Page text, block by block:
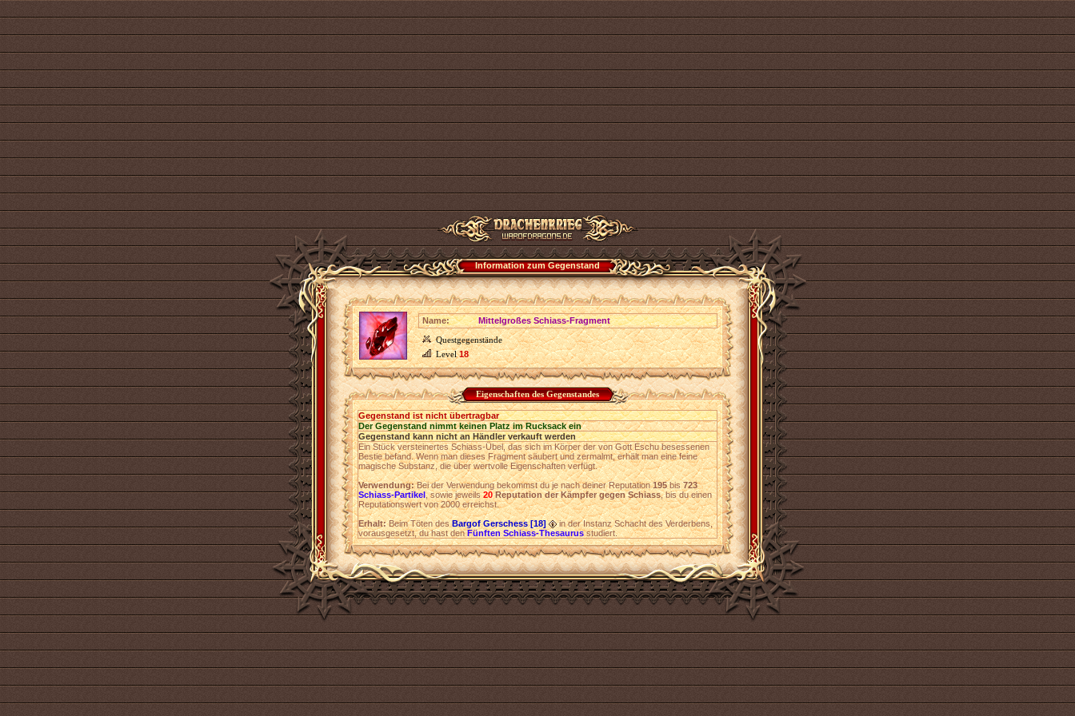
Information zum Gegenstand
Name:
Mittelgroßes Schiass-Fragment
Questgegenstände
Level18
Eigenschaften des Gegenstandes
Gegenstand ist nicht übertragbar
Der Gegenstand nimmt keinen Platz im Rucksack ein
Gegenstand kann nicht an Händler verkauft werden
Ein Stück versteinertes Schiass-Übel, das sich im Körper der von Gott Eschu besessenen
Bestie befand. Wenn man dieses Fragment säubert und zermalmt, erhält man eine feine
magische Substanz, die über wertvolle Eigenschaften verfügt.
Verwendung:Bei der Verwendung bekommst du je nach deiner Reputation195bis723
Schiass-Partikel, sowie jeweils20Reputation der Kämpfer gegen Schiass, bis du einen
Reputationswert von 2000 erreichst.
Erhalt:Beim Töten desBargof Gerschess [18]
in der Instanz Schacht des Verderbens,
vorausgesetzt, du hast denFünften Schiass-Thesaurusstudiert.